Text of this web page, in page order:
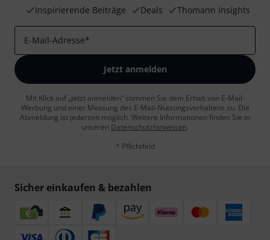
Inspirierende Beiträge
Deals Thomann Insights
E-Mail-Adresse*
Jetzt anmelden
Mit Klick auf „Jetzt anmelden“ stimmen Sie dem Erhalt von E-Mail-
Werbung und einer Messung des E-Mail-Nutzungsverhaltens zu. Die
Abmeldung ist jederzeit möglich. Weitere Informationen finden Sie in
unseren Datenschutzhinweisen.
* Pflichtfeld
Sicher einkaufen & bezahlen